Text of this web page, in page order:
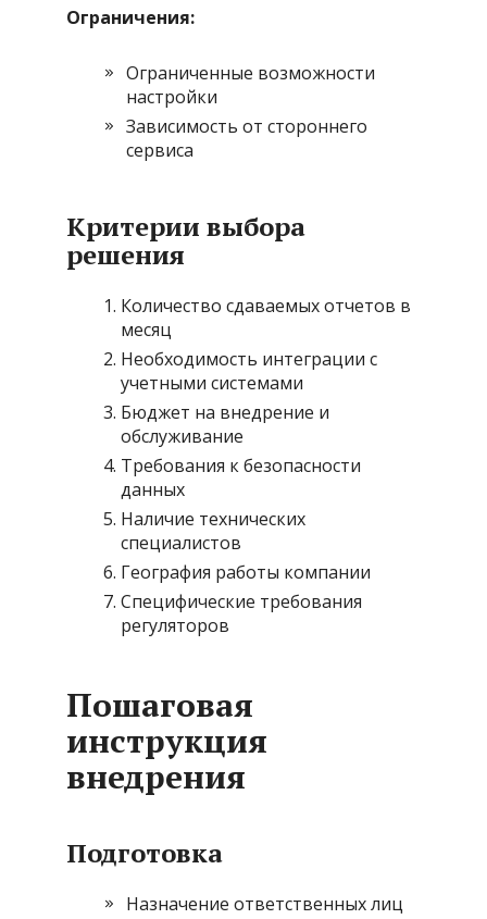
Ограничения:
Ограниченные возможности
настройки
Зависимость от стороннего
сервиса
Критерии выбора
решения
Количество сдаваемых отчетов в
месяц
Необходимость интеграции с
учетными системами
Бюджет на внедрение и
обслуживание
Требования к безопасности
данных
Наличие технических
специалистов
География работы компании
Специфические требования
регуляторов
Пошаговая
инструкция
внедрения
Подготовка
Назначение ответственных лиц